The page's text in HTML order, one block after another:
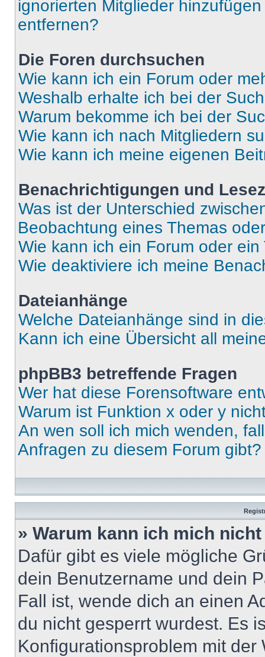
ignorierten Mitglieder
entfernen?
Die Foren durchsuchen
Wie kann ich ein Forum oder
Weshalb erhalte ich bei der
Warum bekomme ich bei der
Wie kann ich nach Mitgliedern
Wie kann ich meine eigenen
Benachrichtigungen und
Was ist der Unterschied
Beobachtung eines Themas
Wie kann ich ein Forum oder
Wie deaktiviere ich meine
Dateianhänge
Welche Dateianhänge sind in
Kann ich eine Übersicht all
phpBB3 betreffende Fragen
Wer hat diese Forensoftware
Warum ist Funktion x oder y
An wen soll ich mich wenden,
Anfragen zu diesem Forum gibt?
» Warum kann ich mich
Dafür gibt es viele mögliche
dein Benutzername und dein
Fall ist, wende dich an einen
du nicht gesperrt wurdest. Es
Konfigurationsproblem mit